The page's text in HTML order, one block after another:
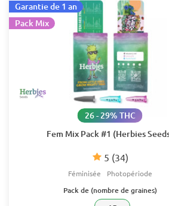
Fem Mix Pack #1 (Herbies
5 (34)
26 - 29% THC
Féminisée Photopériode
Garantie de 1 an
Pack Mix
Pack de (nombre de graines)